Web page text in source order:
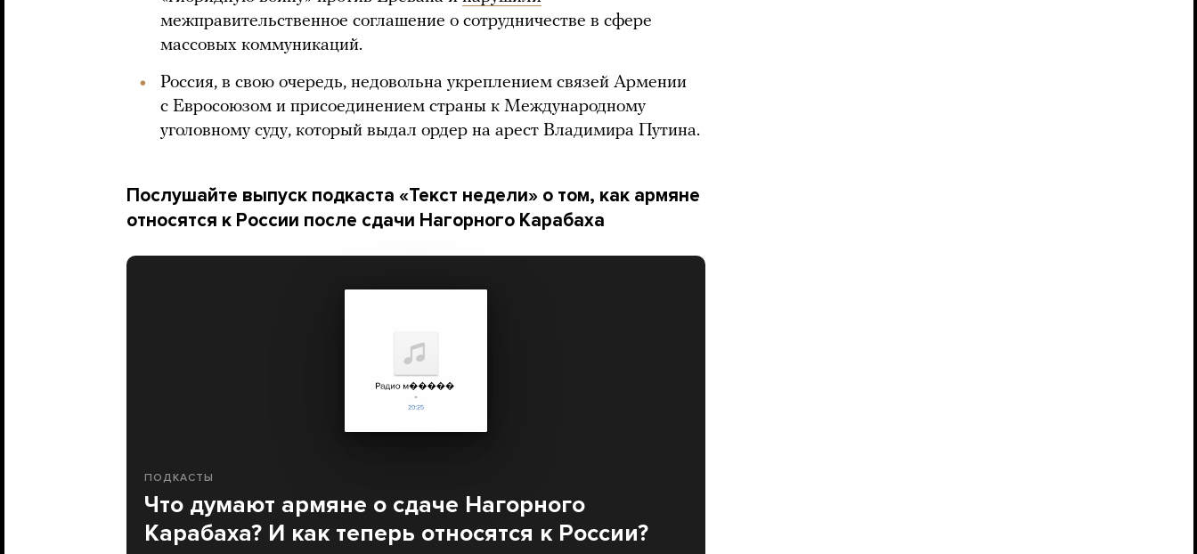
межправительственное соглашение о сотрудничестве в сфере
массовых коммуникаций.
Россия, в свою очередь, недовольна укреплением связей Армении
с Евросоюзом и присоединением страны к Международному
уголовному суду, который выдал ордер на арест Владимира Путина.
Послушайте выпуск подкаста «Текст недели» о том, как армяне
относятся к России после сдачи Нагорного Карабаха
ПОДКАСТЫ
Что думают армяне о сдаче Нагорного
Карабаха? И как теперь относятся к России?